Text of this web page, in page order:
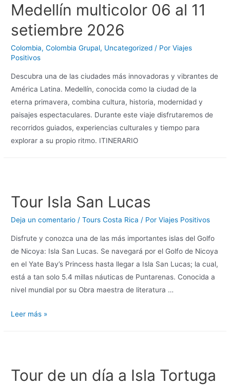
Medellín multicolor 06 al 11
setiembre 2026
Colombia,Colombia Grupal, Uncategorized / PorViajes
Positivos
Descubra una de las ciudades más innovadoras y vibrantes de
América Latina. Medellín, conocida como la ciudad de la
eterna primavera, combina cultura, historia, modernidad y
paisajes espectaculares. Durante este viaje disfrutaremos de
recorridos guiados, experiencias culturales y tiempo para
explorar a su propio ritmo. ITINERARIO
Tour Isla San Lucas
Deja un comentario /Tours Costa Rica / PorViajes Positivos
Disfrute y conozca una de las más importantes islas del Golfo
de Nicoya: Isla San Lucas. Se navegará por el Golfo de Nicoya
en el Yate Bay’s Princess hasta llegar a Isla San Lucas; la cual,
está a tan solo 5.4 millas náuticas de Puntarenas. Conocida a
nivel mundial por su Obra maestra de literatura …
Leer más »
Tour de un día a Isla Tortuga